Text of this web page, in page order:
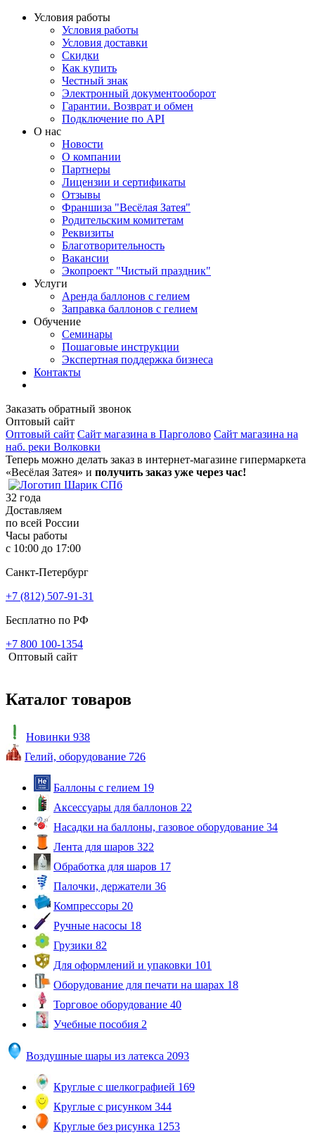
Условия работы
Условия работы
Условия доставки
Скидки
Как купить
Честный знак
Электронный документооборот
Гарантии. Возврат и обмен
Подключение по API
О нас
Новости
О компании
Партнеры
Лицензии и сертификаты
Отзывы
Франшиза "Весёлая Затея"
Родительским комитетам
Реквизиты
Благотворительность
Вакансии
Экопроект "Чистый праздник"
Услуги
Аренда баллонов с гелием
Заправка баллонов с гелием
Обучение
Семинары
Пошаговые инструкции
Экспертная поддержка бизнеса
Контакты
Заказать обратный звонок
Оптовый сайт
Оптовый сайт Сайт магазина в Парголово Сайт магазина на
наб. реки Волковки
Теперь можно делать заказ в интернет-магазине гипермаркета
«Весёлая Затея» и получить заказ уже через час!
32 года
Доставляем
по всей России
Часы работы
с 10:00 до 17:00
Санкт-Петербург
+7 (812) 507-91-31
Бесплатно по РФ
+7 800 100-1354
Оптовый сайт
Каталог товаров
Новинки 938
Гелий, оборудование 726
Баллоны с гелием 19
Аксессуары для баллонов 22
Насадки на баллоны, газовое оборудование 34
Лента для шаров 322
Обработка для шаров 17
Палочки, держатели 36
Компрессоры 20
Ручные насосы 18
Грузики 82
Для оформлений и упаковки 101
Оборудование для печати на шарах 18
Торговое оборудование 40
Учебные пособия 2
Воздушные шары из латекса 2093
Круглые с шелкографией 169
Круглые с рисунком 344
Круглые без рисунка 1253